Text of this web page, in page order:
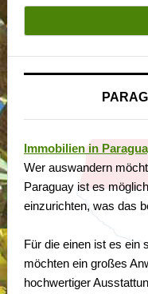
Immobilien in
Wer auswandern
Paraguay ist es
einzurichten, was das
Für die einen ist es ein
möchten ein großes
hochwertiger